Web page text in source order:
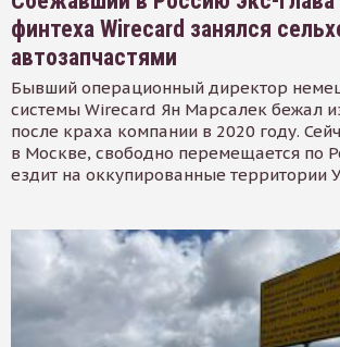
финтеха Wirecard занялся
автозапчастями
Бывший операционный директор
системы Wirecard Ян Марсалек бежал
после краха компании в 2020 году.
в Москве, свободно перемещается по
ездит на оккупированные территории